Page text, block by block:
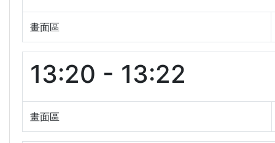
畫面區
13:20 - 13:22
畫面區